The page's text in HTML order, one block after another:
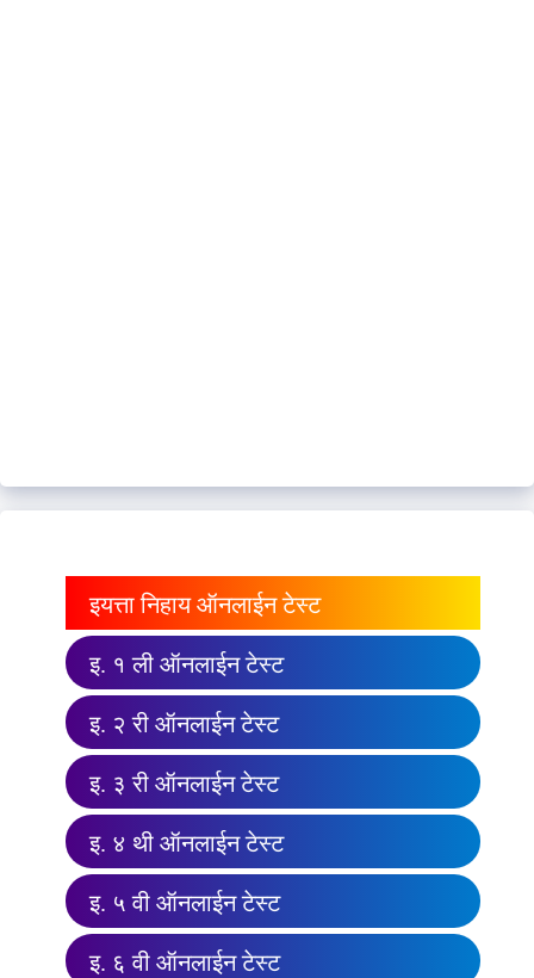
इयत्ता निहाय ऑनलाईन टेस्ट
इ. १ ली ऑनलाईन टेस्ट
इ. २ री ऑनलाईन टेस्ट
इ. ३ री ऑनलाईन टेस्ट
इ. ४ थी ऑनलाईन टेस्ट
इ. ५ वी ऑनलाईन टेस्ट
इ. ६ वी ऑनलाईन टेस्ट